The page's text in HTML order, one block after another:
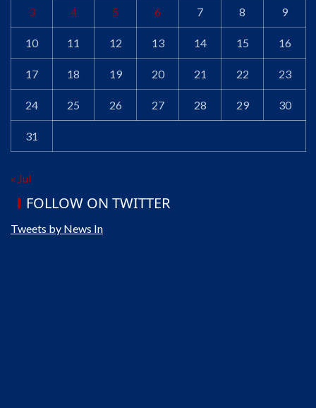
3 4 5 6 7 8 9
10 11 12 13 14 15 16
17 18 19 20 21 22 23
24 25 26 27 28 29 30
31
« Jul
FOLLOW ON TWITTER
Tweets by News In